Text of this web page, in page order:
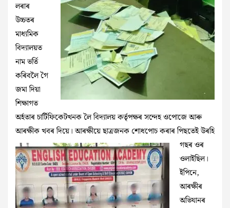
লৰাৰ
উচ্চতৰ
মাধ্যমিক
বিদ্যালয়ত
নাম ভৰ্তি
কৰিবলৈ গৈ
জমা দিয়া
শিক্ষাগত
অৰ্হতাৰ চাৰ্টিফিকেটখনক লৈ বিদ্যালয় কৰ্তৃপক্ষৰ সন্দেহ ওপোজে আৰু
আৰক্ষীক খবৰ দিয়ে। আৰক্ষীয়ে ছাত্ৰজনক শোধপোচ কৰাৰ পিছতেই উৰহি
গছৰ ওৰ
ওলাইছিল।
ইপিনে,
আৰক্ষীৰ
অভিযানৰ